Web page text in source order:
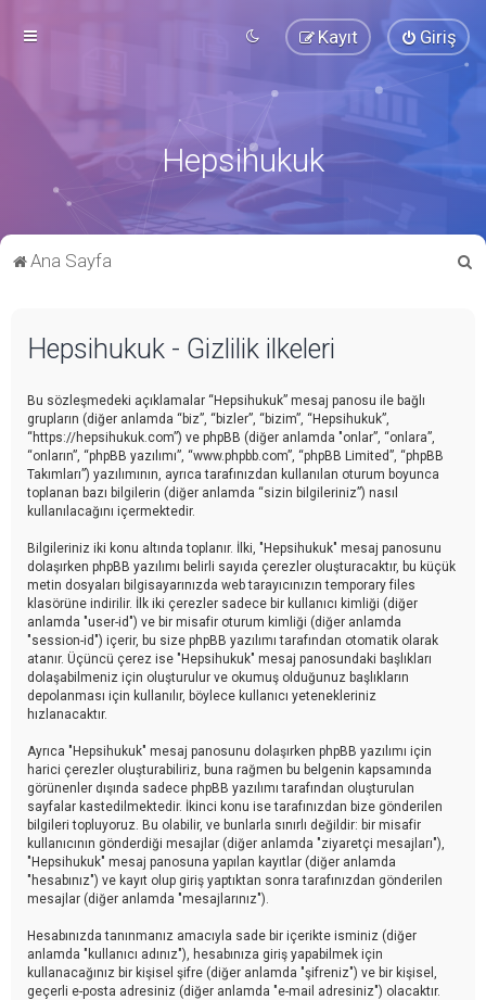
Giriş
Kayıt
Hepsihukuk
Ana Sayfa
Hepsihukuk - Gizlilik ilkeleri
Bu sözleşmedeki açıklamalar “Hepsihukuk” mesaj panosu ile bağlı
grupların (diğer anlamda “biz”, “bizler”, “bizim”, “Hepsihukuk”,
“https://hepsihukuk.com”) ve phpBB (diğer anlamda "onlar”, “onlara”,
“onların”, “phpBB yazılımı”, “www.phpbb.com”, “phpBB Limited”, “phpBB
Takımları”) yazılımının, ayrıca tarafınızdan kullanılan oturum boyunca
toplanan bazı bilgilerin (diğer anlamda “sizin bilgileriniz”) nasıl
kullanılacağını içermektedir.
Bilgileriniz iki konu altında toplanır. İlki, "Hepsihukuk" mesaj panosunu
dolaşırken phpBB yazılımı belirli sayıda çerezler oluşturacaktır, bu küçük
metin dosyaları bilgisayarınızda web tarayıcınızın temporary files
klasörüne indirilir. İlk iki çerezler sadece bir kullanıcı kimliği (diğer
anlamda "user-id") ve bir misafir oturum kimliği (diğer anlamda
"session-id") içerir, bu size phpBB yazılımı tarafından otomatik olarak
atanır. Üçüncü çerez ise "Hepsihukuk" mesaj panosundaki başlıkları
dolaşabilmeniz için oluşturulur ve okumuş olduğunuz başlıkların
depolanması için kullanılır, böylece kullanıcı yetenekleriniz
hızlanacaktır.
Ayrıca "Hepsihukuk" mesaj panosunu dolaşırken phpBB yazılımı için
harici çerezler oluşturabiliriz, buna rağmen bu belgenin kapsamında
görünenler dışında sadece phpBB yazılımı tarafından oluşturulan
sayfalar kastedilmektedir. İkinci konu ise tarafınızdan bize gönderilen
bilgileri topluyoruz. Bu olabilir, ve bunlarla sınırlı değildir: bir misafir
kullanıcının gönderdiği mesajlar (diğer anlamda "ziyaretçi mesajları"),
"Hepsihukuk" mesaj panosuna yapılan kayıtlar (diğer anlamda
"hesabınız") ve kayıt olup giriş yaptıktan sonra tarafınızdan gönderilen
mesajlar (diğer anlamda "mesajlarınız").
Hesabınızda tanınmanız amacıyla sade bir içerikte isminiz (diğer
anlamda "kullanıcı adınız"), hesabınıza giriş yapabilmek için
kullanacağınız bir kişisel şifre (diğer anlamda "şifreniz") ve bir kişisel,
geçerli e-posta adresiniz (diğer anlamda "e-mail adresiniz") olacaktır.